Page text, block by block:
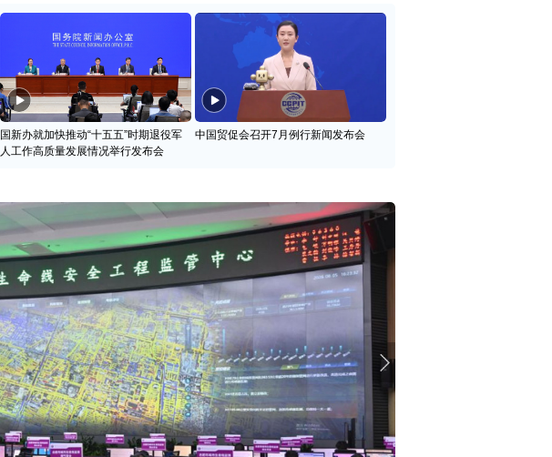
国新办就加快推动“十五五”时期退役军
人工作高质量发展情况举行发布会
中国贸促会召开7月例行新闻发布会